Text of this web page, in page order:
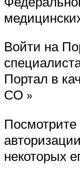
Войти на
Портал в
СО »
Посмотрите
некоторых